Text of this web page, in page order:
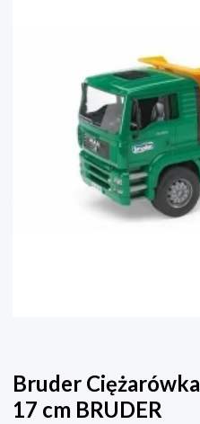
Bruder
17 cm BRUDER